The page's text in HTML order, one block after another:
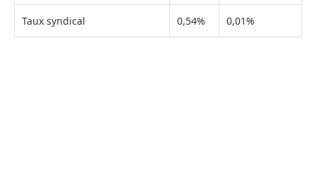
Taux syndical 0,54% 0,01%